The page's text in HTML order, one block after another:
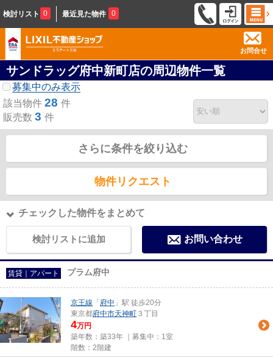
検討リスト 0 最近見た物件 0
お問合せ
サンドラッグ府中新町店の周辺物件一覧
募集中のみ表示
該当物件 28 件
販売数 3 件
さらに条件を絞り込む
物件リクエスト
チェックした物件をまとめて
検討リストに追加 お問い合わせ
賃貸｜アパート プラム府中
京王線 「 府中 」駅 徒歩20分
東京都府中市天神町 ３丁目
4万円
築年数：築33年 ｜募集中： 1室
階数：2階建